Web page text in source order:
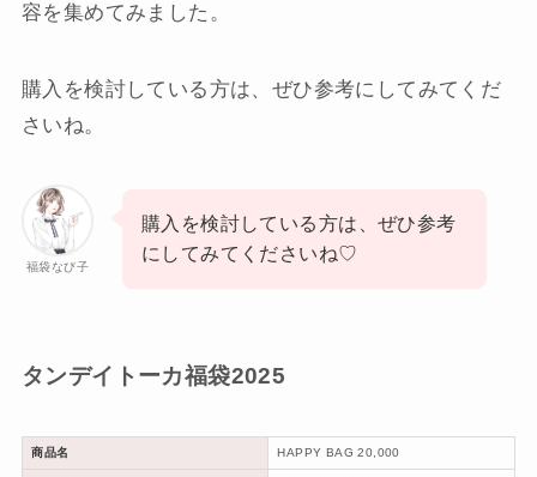
容を集めてみました。
購入を検討している方は、ぜひ参考にしてみてくだ
さいね。
福袋なび子
購入を検討している方は、ぜひ参考
にしてみてくださいね♡
タンデイトーカ福袋2025
商品名 HAPPY BAG 20,000